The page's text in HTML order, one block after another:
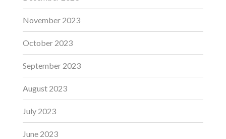
November 2023
October 2023
September 2023
August 2023
July 2023
June 2023